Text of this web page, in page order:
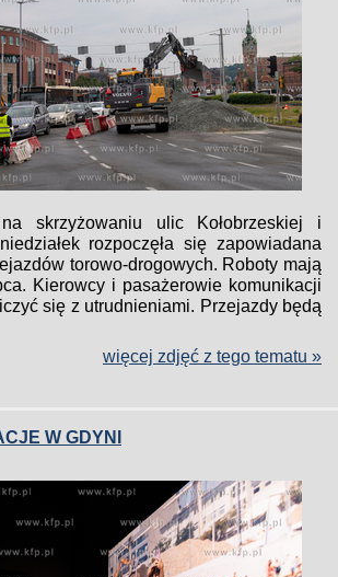
skrzyżowaniu ulic Kołobrzeskiej i
rozpoczęła się zapowiadana
torowo-drogowych. Roboty mają
Kierowcy i pasażerowie komunikacji
się z utrudnieniami. Przejazdy będą
więcej zdjęć z tego tematu »
W GDYNI